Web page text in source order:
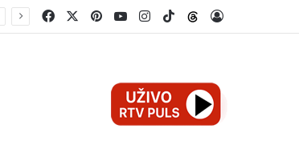
FacebookPinterestYouTubeInstagram
TikTokThreads